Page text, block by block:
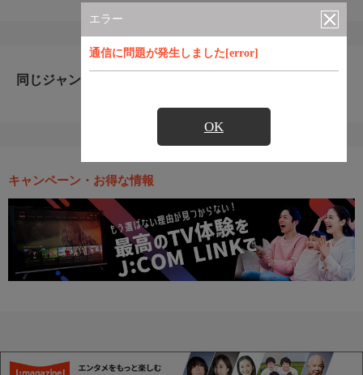
エラー
通信に問題が発生しました[error]
OK
同じジャンルのおすすめ番組
キャンペーン・お得な情報